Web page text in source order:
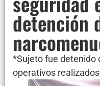
detención
*Sujeto fue detenido
operativos